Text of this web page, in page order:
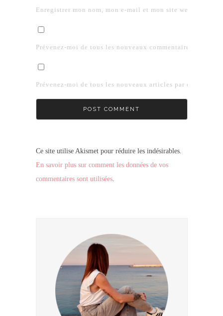
Enregistrer mon nom, mon e-mail et mon site web dans le
Prévenez-moi de tous les nouveaux commentaires par e-
Prévenez-moi de tous les nouveaux articles par e-mail.
Ce site utilise Akismet pour réduire les indésirables.
En savoir plus sur comment les données de vos
commentaires sont utilisées.